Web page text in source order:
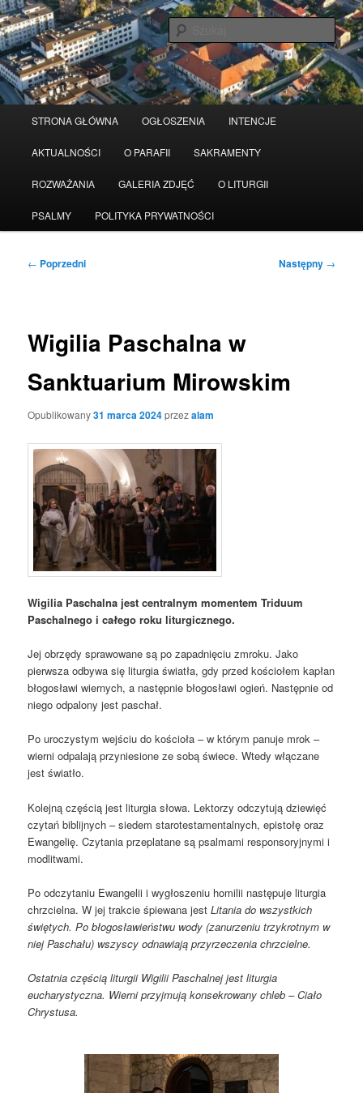
Przeskocz
do
tekstu
STRONA GŁÓWNA OGŁOSZENIA INTENCJE
AKTUALNOŚCI O PARAFII SAKRAMENTY
ROZWAŻANIA GALERIA ZDJĘĆ O LITURGII
PSALMY POLITYKA PRYWATNOŚCI
Nawigacja
← Poprzedni Następny →
Wigilia Paschalna w
Sanktuarium Mirowskim
Opublikowany31 marca 2024przezalam
Wigilia Paschalna jest centralnym momentem Triduum
Paschalnego i całego roku liturgicznego.
Jej obrzędy sprawowane są po zapadnięciu zmroku. Jako
pierwsza odbywa się liturgia światła, gdy przed kościołem kapłan
błogosławi wiernych, a następnie błogosławi ogień. Następnie od
niego odpalony jest paschał.
Po uroczystym wejściu do kościoła – w którym panuje mrok –
wierni odpalają przyniesione ze sobą świece. Wtedy włączane
jest światło.
Kolejną częścią jest liturgia słowa. Lektorzy odczytują dziewięć
czytań biblijnych – siedem starotestamentalnych, epistołę oraz
Ewangelię. Czytania przeplatane są psalmami responsoryjnymi i
modlitwami.
Po odczytaniu Ewangelii i wygłoszeniu homilii następuje liturgia
chrzcielna. W jej trakcie śpiewana jestLitania do wszystkich
świętych. Po błogosławieństwu wody (zanurzeniu trzykrotnym w
niej Paschału) wszyscy odnawiają przyrzeczenia chrzcielne.
Ostatnia częścią liturgii Wigilii Paschalnej jest liturgia
eucharystyczna. Wierni przyjmują konsekrowany chleb – Ciało
Chrystusa.
Serwis wykorzystuje pliki Cookies Czytaj więcej odrzuć